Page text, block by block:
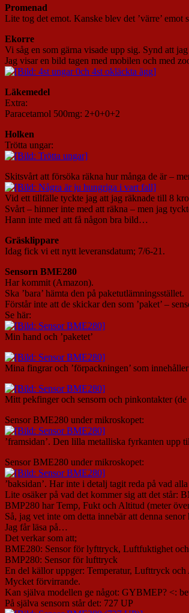
Promenad
Lite tog det emot. Kanske blev det ’värre’
Ekorre
Vi såg en som gärna visade upp sig. Synd att
Jag visar en bild tagen med mobilen och med
Läkemedel
Extra:
Paracetamol 500mg: 2+0+0+2
Holken
Trötta ungar:
Skitsvårt att försöka räkna hur många de är –
Vid ett tillfälle tyckte jag att jag räknade till 8
Svårt – hinner inte med att räkna – men jag
Hann inte med att få någon bra bild…
Gräsklippare
Idag fick vi ett nytt leveransdatum; 7/6-21.
Sensorn BME280
Har kommit (Amazon).
Ska ’bara’ hämta den på paketutlämningsstället.
Förstår inte att de skickar den som ’paket’ –
Se här:
Min hand och ’paketet’
Mina fingrar och ’förpackningen’ som
Mitt pekfinger och sensorn och pinkontakter
Sensor BME280 under mikroskopet:
’framsidan’. Den lilla metalliska fyrkanten upp
Sensor BME280 under mikroskopet:
’baksidan’. Har inte i detalj tagit reda på vad
Lite osäker på vad det kommer sig att det står:
BMP280 har Temp, Fukt och Altitud (meter
Så, jag vet inte om detta innebär att denna
Jag får läsa på…
Det verkar som att;
BME280: Sensor för lyfttryck, Luftfuktighet
BMP280: Sensor för lufttryck
En del källor uppger: Temperatur, Lufttryck
Mycket förvirrande.
Kan själva modellen ge något: GYBMEP? <:
På själva sensorn står det: 727 UP